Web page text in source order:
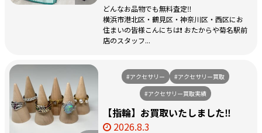
どんなお品物でも無料査定‼️
横浜市港北区・鶴見区・神奈川区・西区にお
住まいの皆様こんにちは❗️ おたからや菊名駅前
店のスタッフ...
#アクセサリー
#アクセサリー買取
#アクセサリー買取実績
【指輪】お買取いたしました‼️
2026.8.3